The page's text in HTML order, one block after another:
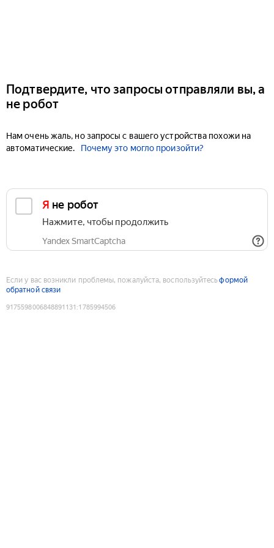
Подтвердите, что запросы отправляли вы, а
не робот
Нам очень жаль, но запросы с вашего устройства похожи на
автоматические.
Почему это могло произойти?
Я не робот
Нажмите, чтобы продолжить
Yandex SmartCaptcha
Если у вас возникли проблемы, пожалуйста, воспользуйтесьформой
обратной связи
9175598006848891131 :1785994506